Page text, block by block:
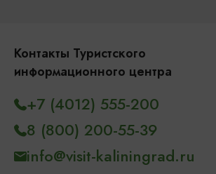
Контакты Туристского
информационного центра
+7 (4012) 555-200
8 (800) 200-55-39
info@visit-kaliningrad.ru